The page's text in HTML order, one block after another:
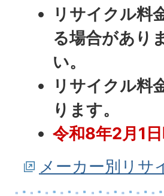
リサイクル料
る場合があり
い。
リサイクル料
ります。
令和8年2月1
メーカー別リサ